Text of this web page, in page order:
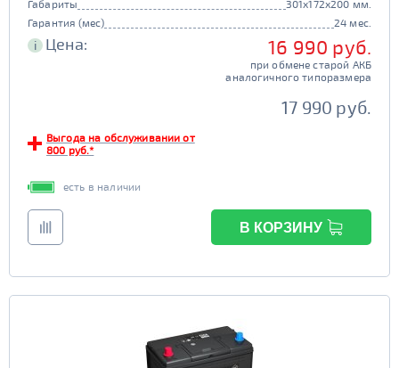
Габариты
301x172x200 мм.
Гарантия (мес)
24 мес.
i Цена: 16 990 руб.
при обмене старой АКБ
аналогичного типоразмера
17 990 руб.
Выгода на обслуживании от
800 руб.*
есть в наличии
В КОРЗИНУ